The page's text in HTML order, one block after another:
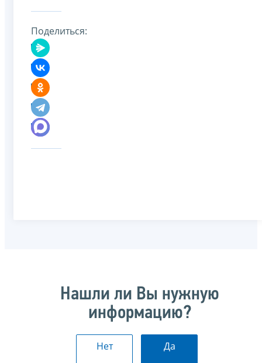
Поделиться:
Нашли ли Вы нужную
информацию?
Нет Да